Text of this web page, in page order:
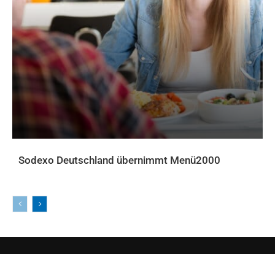
Sodexo Deutschland übernimmt Menü2000